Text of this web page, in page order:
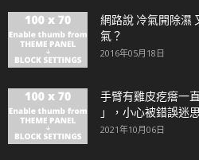
網路說 冷氣開除濕
氣？
2016年05月18日
手臂有雞皮疙瘩一
」，小心被錯誤迷
2021年10月06日